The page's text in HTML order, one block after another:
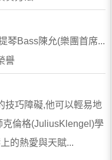
琴Bass陳允(樂團首席...
譽
技巧障礙,他可以輕易地
克倫格(JuliusKlengel)學
的熱愛與天賦...